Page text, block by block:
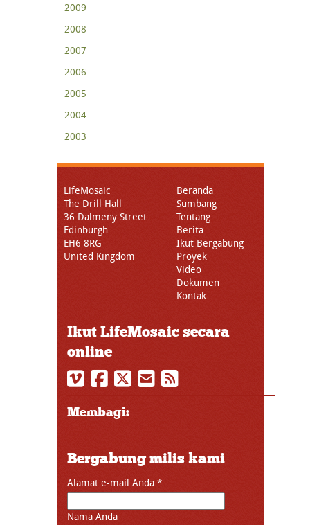
2009
2008
2007
2006
2005
2004
2003
LifeMosaic
The Drill Hall
36 Dalmeny Street
Edinburgh
EH6 8RG
United Kingdom
Beranda
Sumbang
Tentang
Berita
Ikut Bergabung
Proyek
Video
Dokumen
Kontak
Ikut LifeMosaic secara
online
Membagi:
Bergabung milis kami
Alamat e-mail Anda *
Nama Anda